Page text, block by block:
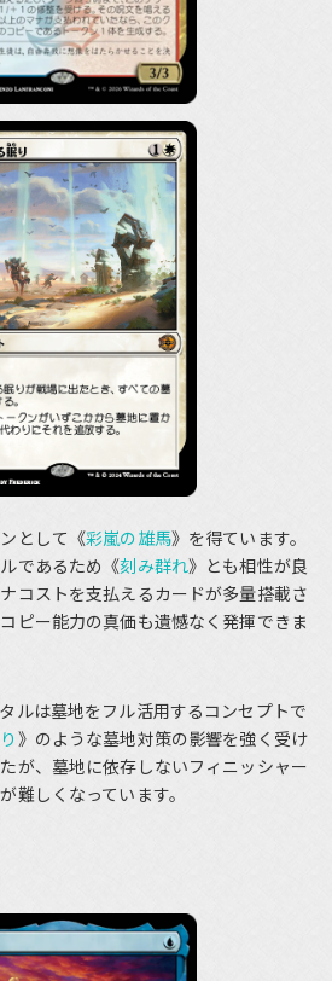
として《彩嵐の雄馬》を得ています。
であるため《刻み群れ》とも相性が良
コストを支払えるカードが多量搭載さ
ピー能力の真価も遺憾なく発揮できま
ルは墓地をフル活用するコンセプトで
》のような墓地対策の影響を強く受け
が、墓地に依存しないフィニッシャー
難しくなっています。